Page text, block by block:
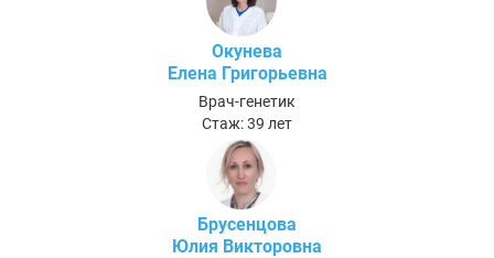
Окунева
Елена Григорьевна
Врач-генетик
Стаж: 39 лет
Брусенцова
Юлия Викторовна